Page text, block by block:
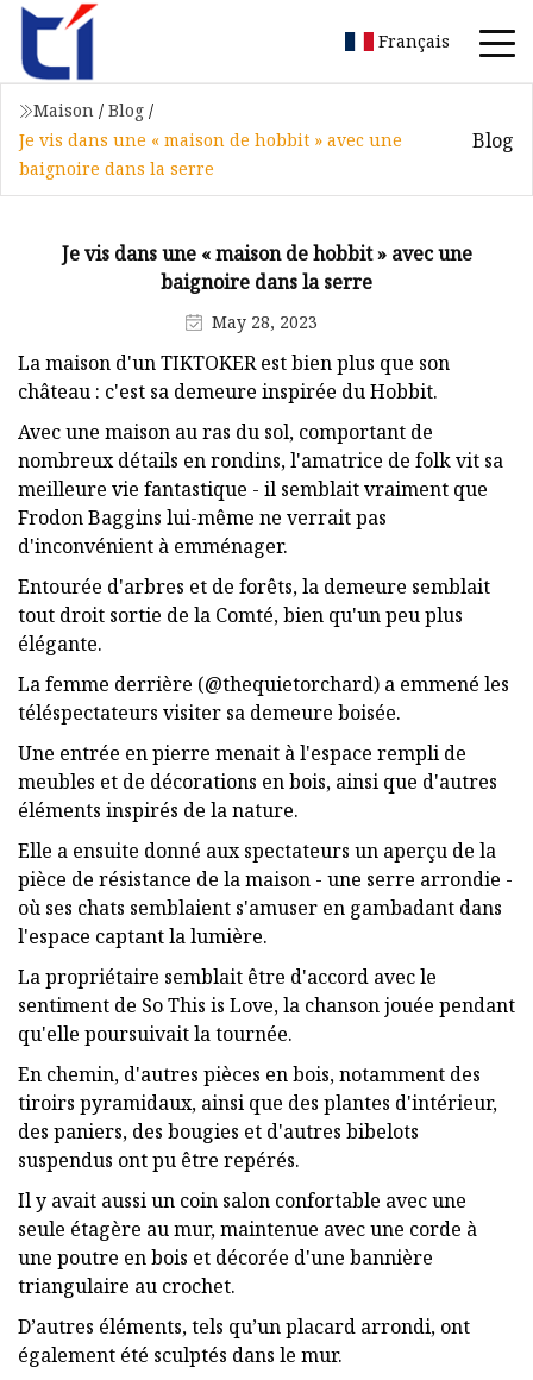
Français
Maison / Blog /
Je vis dans une « maison de hobbit » avec une
baignoire dans la serre
Blog
Je vis dans une « maison de hobbit » avec une
baignoire dans la serre
May 28, 2023
La maison d'un TIKTOKER est bien plus que son
château : c'est sa demeure inspirée du Hobbit.
Avec une maison au ras du sol, comportant de
nombreux détails en rondins, l'amatrice de folk vit sa
meilleure vie fantastique - il semblait vraiment que
Frodon Baggins lui-même ne verrait pas
d'inconvénient à emménager.
Entourée d'arbres et de forêts, la demeure semblait
tout droit sortie de la Comté, bien qu'un peu plus
élégante.
La femme derrière (@thequietorchard) a emmené les
téléspectateurs visiter sa demeure boisée.
Une entrée en pierre menait à l'espace rempli de
meubles et de décorations en bois, ainsi que d'autres
éléments inspirés de la nature.
Elle a ensuite donné aux spectateurs un aperçu de la
pièce de résistance de la maison - une serre arrondie -
où ses chats semblaient s'amuser en gambadant dans
l'espace captant la lumière.
La propriétaire semblait être d'accord avec le
sentiment de So This is Love, la chanson jouée pendant
qu'elle poursuivait la tournée.
En chemin, d'autres pièces en bois, notamment des
tiroirs pyramidaux, ainsi que des plantes d'intérieur,
des paniers, des bougies et d'autres bibelots
suspendus ont pu être repérés.
Il y avait aussi un coin salon confortable avec une
seule étagère au mur, maintenue avec une corde à
une poutre en bois et décorée d'une bannière
triangulaire au crochet.
D’autres éléments, tels qu’un placard arrondi, ont
également été sculptés dans le mur.